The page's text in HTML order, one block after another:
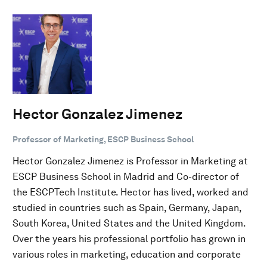
Hector Gonzalez Jimenez
Professor of Marketing, ESCP Business School
Hector Gonzalez Jimenez is Professor in Marketing at
ESCP Business School in Madrid and Co-director of
the ESCPTech Institute. Hector has lived, worked and
studied in countries such as Spain, Germany, Japan,
South Korea, United States and the United Kingdom.
Over the years his professional portfolio has grown in
various roles in marketing, education and corporate